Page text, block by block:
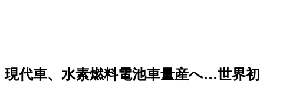
現代車、水素燃料電池車量産へ…世界初